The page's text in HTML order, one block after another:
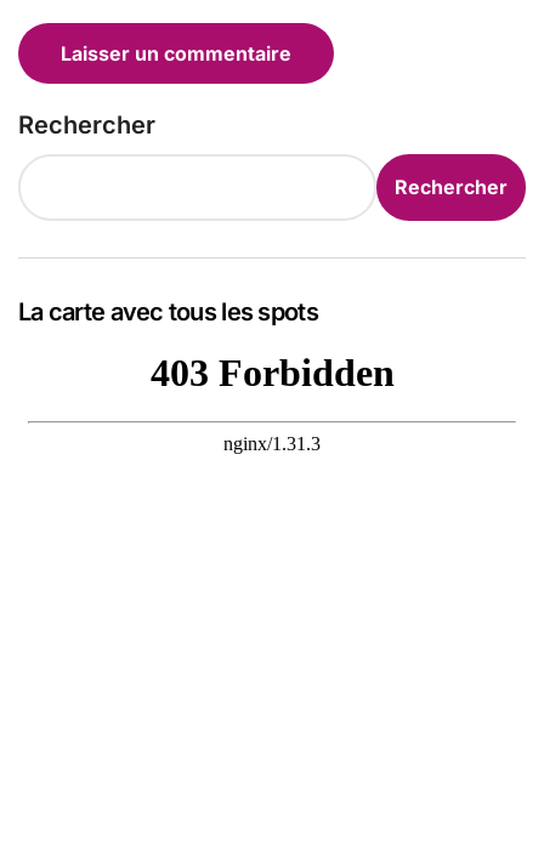
Rechercher
Rechercher
La carte avec tous les spots